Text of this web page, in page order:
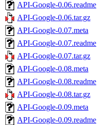
API-Google-0.06.readme
API-Google-0.06.tar.gz
API-Google-0.07.meta
API-Google-0.07.readme
API-Google-0.07.tar.gz
API-Google-0.08.meta
API-Google-0.08.readme
API-Google-0.08.tar.gz
API-Google-0.09.meta
API-Google-0.09.readme